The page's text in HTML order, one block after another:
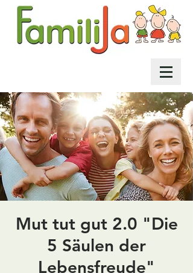
Mut tut gut 2.0 "Die
5 Säulen der
Lebensfreude"